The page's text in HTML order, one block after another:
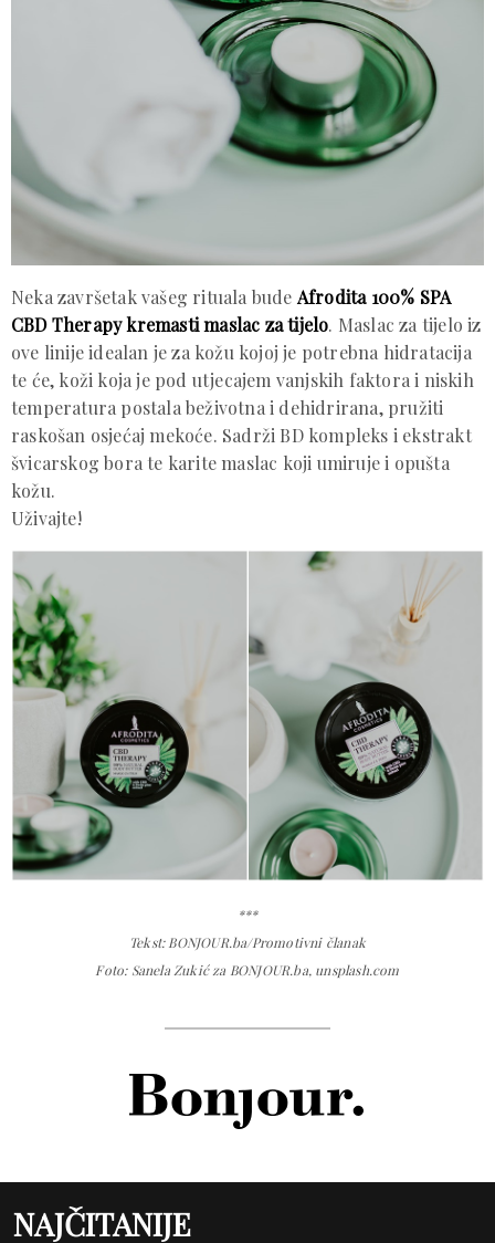
Neka završetak vašeg rituala bude Afrodita 100% SPA
CBD Therapykremasti maslac za tijelo. Maslac za tijelo iz
ove linije idealan je za kožu kojoj je potrebna hidratacija
te će, koži koja je pod utjecajem vanjskih faktora i niskih
temperatura postala beživotna i dehidrirana, pružiti
raskošan osjećaj mekoće. Sadrži BD kompleks i ekstrakt
švicarskog bora te karite maslac koji umiruje i opušta
kožu.
Uživajte!
***
Tekst: BONJOUR.ba/Promotivni članak
Foto: Sanela Zukić za BONJOUR.ba, unsplash.com
NAJČITANIJE